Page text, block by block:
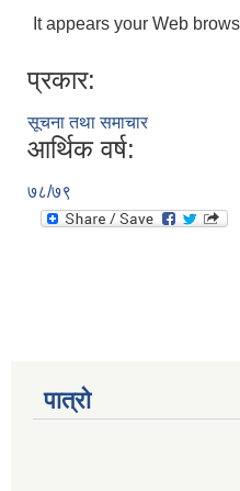
It appears your Web
प्रकार:
सूचना तथा समाचार
आर्थिक वर्ष:
७८/७९
पात्रो